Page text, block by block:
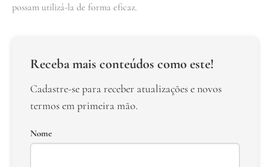
possam utilizá-la de forma eficaz.
Receba mais conteúdos como este!
Cadastre-se para receber atualizações e novos
termos em primeira mão.
Nome